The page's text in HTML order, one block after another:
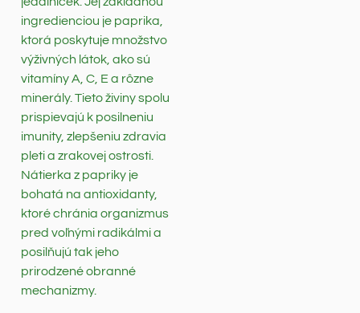
ingredienciou je paprika,
ktorá poskytuje množstvo
výživných látok, ako sú
vitamíny A, C, E a rôzne
minerály. Tieto živiny spolu
prispievajú k posilneniu
imunity, zlepšeniu zdravia
pleti a zrakovej ostrosti.
Nátierka z papriky je
bohatá na antioxidanty,
ktoré chránia organizmus
pred voľnými radikálmi a
posilňujú tak jeho
prirodzené obranné
mechanizmy.